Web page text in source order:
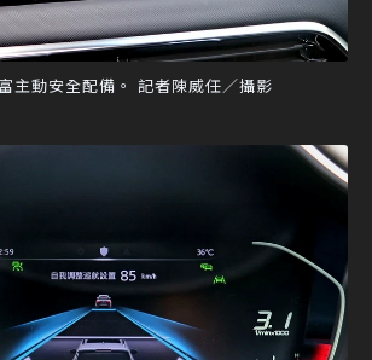
主動安全配備。 記者陳威任／攝影